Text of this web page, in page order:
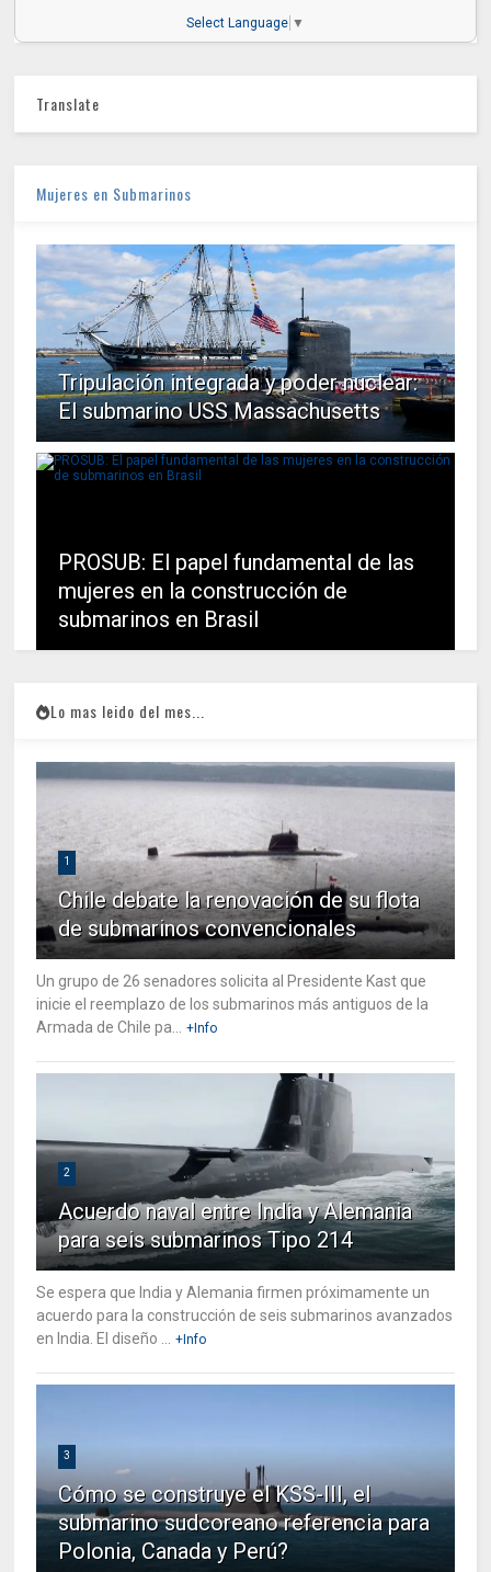
Select Language ▼
Translate
Mujeres en Submarinos
Tripulación integrada y poder nuclear:
El submarino USS Massachusetts
PROSUB: El papel fundamental de las
mujeres en la construcción de
submarinos en Brasil
Lo mas leido del mes...
1
Chile debate la renovación de su flota
de submarinos convencionales
Un grupo de 26 senadores solicita al Presidente Kast que
inicie el reemplazo de los submarinos más antiguos de la
Armada de Chile pa...
+Info
2
Acuerdo naval entre India y Alemania
para seis submarinos Tipo 214
Se espera que India y Alemania firmen próximamente un
acuerdo para la construcción de seis submarinos avanzados
en India. El diseño ...
+Info
3
Cómo se construye el KSS-III, el
submarino sudcoreano referencia para
Polonia, Canada y Perú?